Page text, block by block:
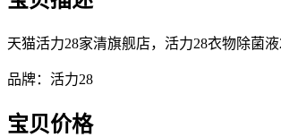
天猫活力28家清旗舰店，活力28衣物除菌
品牌：活力28
宝贝价格